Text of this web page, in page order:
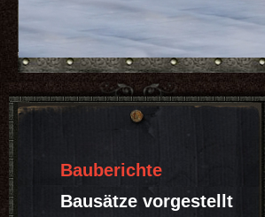
Bauberichte
Bausätze vorgestellt